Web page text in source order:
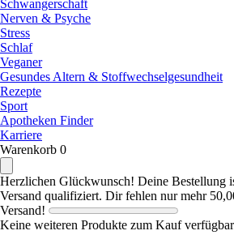
Schwangerschaft
Nerven & Psyche
Stress
Schlaf
Veganer
Gesundes Altern & Stoffwechselgesundheit
Rezepte
Sport
Apotheken Finder
Karriere
Warenkorb 0
Herzlichen Glückwunsch! Deine Bestellung
Versand qualifiziert. Dir fehlen nur mehr
Versand!
Keine weiteren Produkte zum Kauf